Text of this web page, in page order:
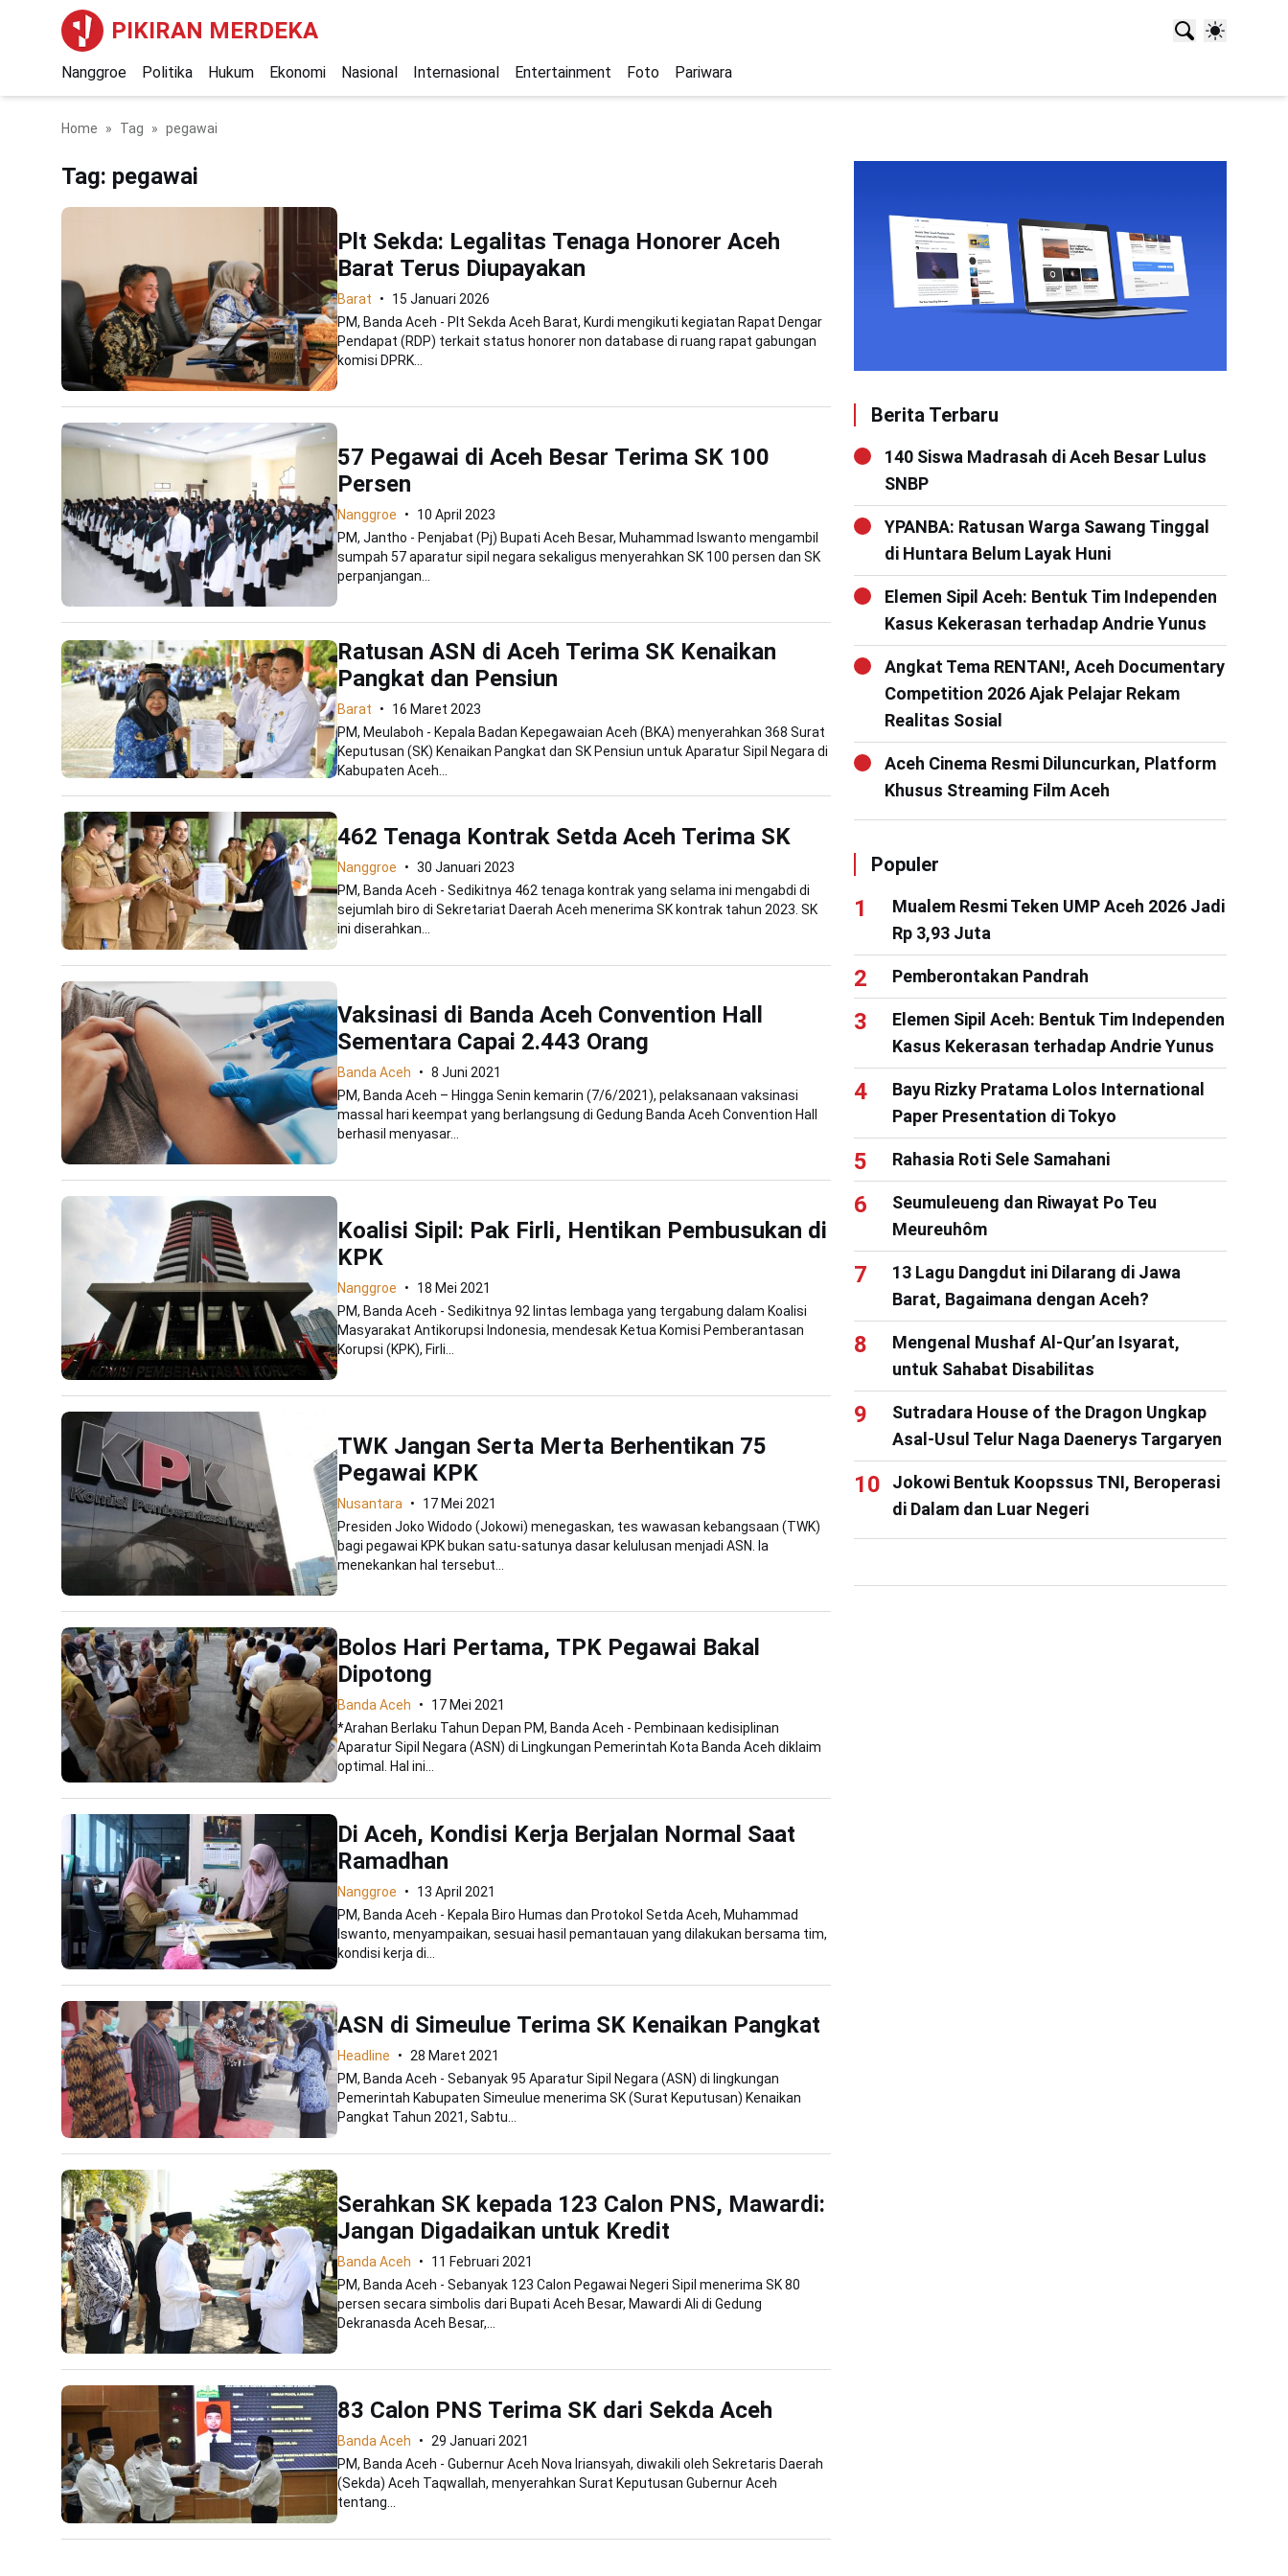
PIKIRAN MERDEKA
Nanggroe Politika Hukum Ekonomi Nasional Internasional Entertainment Foto Pariwara
Home Tag pegawai
Tag: pegawai
Plt Sekda: Legalitas Tenaga Honorer Aceh
Barat Terus Diupayakan
Barat
15 Januari 2026
PM, Banda Aceh - Plt Sekda Aceh Barat, Kurdi mengikuti kegiatan Rapat Dengar
Pendapat (RDP) terkait status honorer non database di ruang rapat gabungan
komisi DPRK...
57 Pegawai di Aceh Besar Terima SK 100
Persen
Nanggroe
10 April 2023
PM, Jantho - Penjabat (Pj) Bupati Aceh Besar, Muhammad Iswanto mengambil
sumpah 57 aparatur sipil negara sekaligus menyerahkan SK 100 persen dan SK
perpanjangan...
Ratusan ASN di Aceh Terima SK Kenaikan
Pangkat dan Pensiun
Barat
16 Maret 2023
PM, Meulaboh - Kepala Badan Kepegawaian Aceh (BKA) menyerahkan 368 Surat
Keputusan (SK) Kenaikan Pangkat dan SK Pensiun untuk Aparatur Sipil Negara di
Kabupaten Aceh...
462 Tenaga Kontrak Setda Aceh Terima SK
Nanggroe
30 Januari 2023
PM, Banda Aceh - Sedikitnya 462 tenaga kontrak yang selama ini mengabdi di
sejumlah biro di Sekretariat Daerah Aceh menerima SK kontrak tahun 2023. SK
ini diserahkan...
Vaksinasi di Banda Aceh Convention Hall
Sementara Capai 2.443 Orang
Banda Aceh
8 Juni 2021
PM, Banda Aceh – Hingga Senin kemarin (7/6/2021), pelaksanaan vaksinasi
massal hari keempat yang berlangsung di Gedung Banda Aceh Convention Hall
berhasil menyasar...
Koalisi Sipil: Pak Firli, Hentikan Pembusukan di
KPK
Nanggroe
18 Mei 2021
PM, Banda Aceh - Sedikitnya 92 lintas lembaga yang tergabung dalam Koalisi
Masyarakat Antikorupsi Indonesia, mendesak Ketua Komisi Pemberantasan
Korupsi (KPK), Firli...
TWK Jangan Serta Merta Berhentikan 75
Pegawai KPK
Nusantara
17 Mei 2021
Presiden Joko Widodo (Jokowi) menegaskan, tes wawasan kebangsaan (TWK)
bagi pegawai KPK bukan satu-satunya dasar kelulusan menjadi ASN. Ia
menekankan hal tersebut...
Bolos Hari Pertama, TPK Pegawai Bakal
Dipotong
Banda Aceh
17 Mei 2021
*Arahan Berlaku Tahun Depan PM, Banda Aceh - Pembinaan kedisiplinan
Aparatur Sipil Negara (ASN) di Lingkungan Pemerintah Kota Banda Aceh diklaim
optimal. Hal ini...
Di Aceh, Kondisi Kerja Berjalan Normal Saat
Ramadhan
Nanggroe
13 April 2021
PM, Banda Aceh - Kepala Biro Humas dan Protokol Setda Aceh, Muhammad
Iswanto, menyampaikan, sesuai hasil pemantauan yang dilakukan bersama tim,
kondisi kerja di...
ASN di Simeulue Terima SK Kenaikan Pangkat
Headline
28 Maret 2021
PM, Banda Aceh - Sebanyak 95 Aparatur Sipil Negara (ASN) di lingkungan
Pemerintah Kabupaten Simeulue menerima SK (Surat Keputusan) Kenaikan
Pangkat Tahun 2021, Sabtu...
Serahkan SK kepada 123 Calon PNS, Mawardi:
Jangan Digadaikan untuk Kredit
Banda Aceh
11 Februari 2021
PM, Banda Aceh - Sebanyak 123 Calon Pegawai Negeri Sipil menerima SK 80
persen secara simbolis dari Bupati Aceh Besar, Mawardi Ali di Gedung
Dekranasda Aceh Besar,...
83 Calon PNS Terima SK dari Sekda Aceh
Banda Aceh
29 Januari 2021
PM, Banda Aceh - Gubernur Aceh Nova Iriansyah, diwakili oleh Sekretaris Daerah
(Sekda) Aceh Taqwallah, menyerahkan Surat Keputusan Gubernur Aceh
tentang...
Berita Terbaru
140 Siswa Madrasah di Aceh Besar Lulus
SNBP
YPANBA: Ratusan Warga Sawang Tinggal
di Huntara Belum Layak Huni
Elemen Sipil Aceh: Bentuk Tim Independen
Kasus Kekerasan terhadap Andrie Yunus
Angkat Tema RENTAN!, Aceh Documentary
Competition 2026 Ajak Pelajar Rekam
Realitas Sosial
Aceh Cinema Resmi Diluncurkan, Platform
Khusus Streaming Film Aceh
Populer
Mualem Resmi Teken UMP Aceh 2026 Jadi
Rp 3,93 Juta
Pemberontakan Pandrah
Elemen Sipil Aceh: Bentuk Tim Independen
Kasus Kekerasan terhadap Andrie Yunus
Bayu Rizky Pratama Lolos International
Paper Presentation di Tokyo
Rahasia Roti Sele Samahani
Seumuleueng dan Riwayat Po Teu
Meureuhôm
13 Lagu Dangdut ini Dilarang di Jawa
Barat, Bagaimana dengan Aceh?
Mengenal Mushaf Al-Qur’an Isyarat,
untuk Sahabat Disabilitas
Sutradara House of the Dragon Ungkap
Asal-Usul Telur Naga Daenerys Targaryen
Jokowi Bentuk Koopssus TNI, Beroperasi
di Dalam dan Luar Negeri